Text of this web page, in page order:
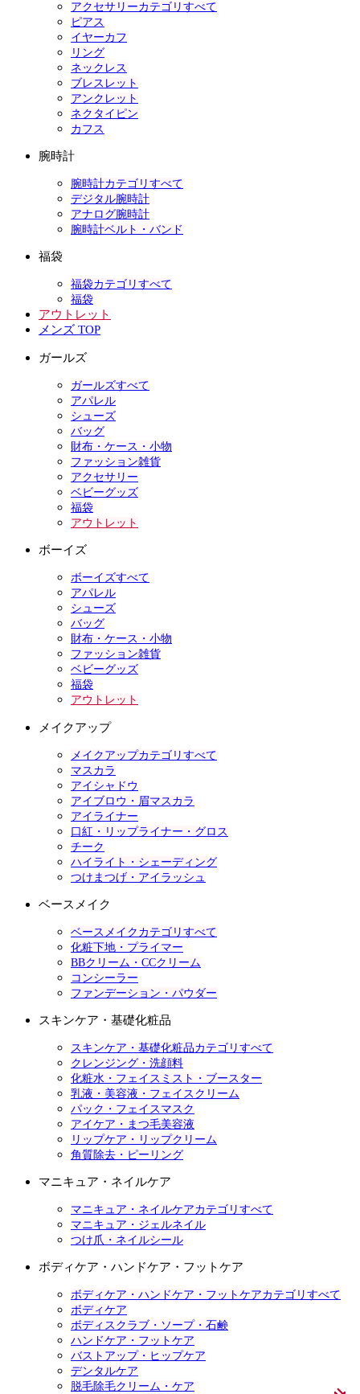
アクセサリーカテゴリすべて
ピアス
イヤーカフ
リング
ネックレス
ブレスレット
アンクレット
ネクタイピン
カフス
腕時計
腕時計カテゴリすべて
デジタル腕時計
アナログ腕時計
腕時計ベルト・バンド
福袋
福袋カテゴリすべて
福袋
アウトレット
メンズ TOP
ガールズ
ガールズすべて
アパレル
シューズ
バッグ
財布・ケース・小物
ファッション雑貨
アクセサリー
ベビーグッズ
福袋
アウトレット
ボーイズ
ボーイズすべて
アパレル
シューズ
バッグ
財布・ケース・小物
ファッション雑貨
ベビーグッズ
福袋
アウトレット
メイクアップ
メイクアップカテゴリすべて
マスカラ
アイシャドウ
アイブロウ・眉マスカラ
アイライナー
口紅・リップライナー・グロス
チーク
ハイライト・シェーディング
つけまつげ・アイラッシュ
ベースメイク
ベースメイクカテゴリすべて
化粧下地・プライマー
BBクリーム・CCクリーム
コンシーラー
ファンデーション・パウダー
スキンケア・基礎化粧品
スキンケア・基礎化粧品カテゴリすべて
クレンジング・洗顔料
化粧水・フェイスミスト・ブースター
乳液・美容液・フェイスクリーム
パック・フェイスマスク
アイケア・まつ毛美容液
リップケア・リップクリーム
角質除去・ピーリング
マニキュア・ネイルケア
マニキュア・ネイルケアカテゴリすべて
マニキュア・ジェルネイル
つけ爪・ネイルシール
ボディケア・ハンドケア・フットケア
ボディケア・ハンドケア・フットケアカテゴリすべて
ボディケア
ボディスクラブ・ソープ・石鹸
ハンドケア・フットケア
バストアップ・ヒップケア
デンタルケア
脱毛除毛クリーム・ケア